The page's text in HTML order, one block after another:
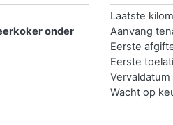
onder
Laatste
Aanvang
Eerste
Eerste
Vervaldatum
Wacht op